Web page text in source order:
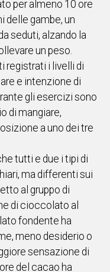
per almeno 10 ore
delle gambe, un
seduti, alzando la
un peso.
registrati i livelli di
e intenzione di
gli esercizi sono
di mangiare,
a uno dei tre
tutti e due i tipi di
ma differenti sui
al gruppo di
di cioccolato al
fondente ha
meno desiderio o
sensazione di
del cacao ha